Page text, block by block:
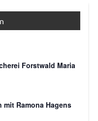
Forstwald Maria
mit Ramona Hagens